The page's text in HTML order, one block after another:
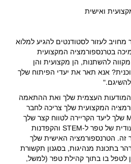
לעזור לסטודנטים להגיע למלוא
בטרנספורמציה המקצועית
להשתנות, הן מקצועית והן
אנא תאר את יעדי הפיתוח שלך
המודעות העצמית שלך ואת ההתאמה
המקצועית שלך צריכה לחבר
בבירור את חוויית טרום-MBA שלך ליעד הקריירה לטווח קצר שלך
וכיצד תוכנית הלימודים הייעודית של טפר ל-STEM והקפדנות
זה. הטרנספורמציה האישית שלך
בתכונת מנהיגות, בסגנון תקשורת
לטפל בו בתוך קהילת טפר (למשל,